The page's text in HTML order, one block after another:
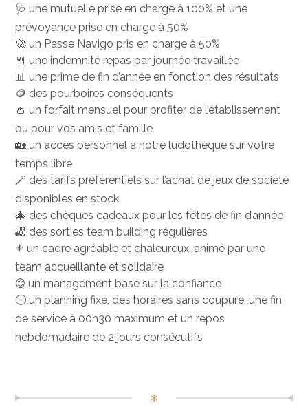
🩺 une mutuelle prise en charge à 100% et une
prévoyance prise en charge à 50%
🚀 un Passe Navigo pris en charge à 50%
🍴 une indemnité repas par journée travaillée
📊 une prime de fin d’année en fonction des résultats
🪙 des pourboires conséquents
👛 un forfait mensuel pour profiter de l’établissement
ou pour vos amis et famille
🏡 un accès personnel à notre ludothèque sur votre
temps libre
🪄 des tarifs préférentiels sur l’achat de jeux de société
disponibles en stock
🎄 des chèques cadeaux pour les fêtes de fin d’année
🎳 des sorties team building régulières
⚜️ un cadre agréable et chaleureux, animé par une
team accueillante et solidaire
😌 un management basé sur la confiance
🕧 un planning fixe, des horaires sans coupure, une fin
de service à 00h30 maximum et un repos
hebdomadaire de 2 jours consécutifs
✻